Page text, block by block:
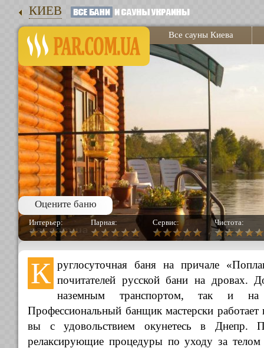
КИЕВ
Все сауны Киева
Оцените баню
Интерьер: Парная: Сервис: Чистота:
К руглосуточная баня на причале
почитателей русской бани на дровах.
наземным транспортом, так и
Профессиональный банщик мастерски работает
вы с удовольствием окунетесь в Днепр.
релаксирующие процедуры по уходу за